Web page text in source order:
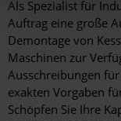
hier Ihre
ist freiwillig und
widerrufen
Einstellungen am
Weitere
Marl
Mayen
Merzig
Als Spezialist für
Auftrag eine große
Demontage von
Maschinen zur
Ausschreibungen
exakten Vorgaben
Schöpfen Sie Ihre